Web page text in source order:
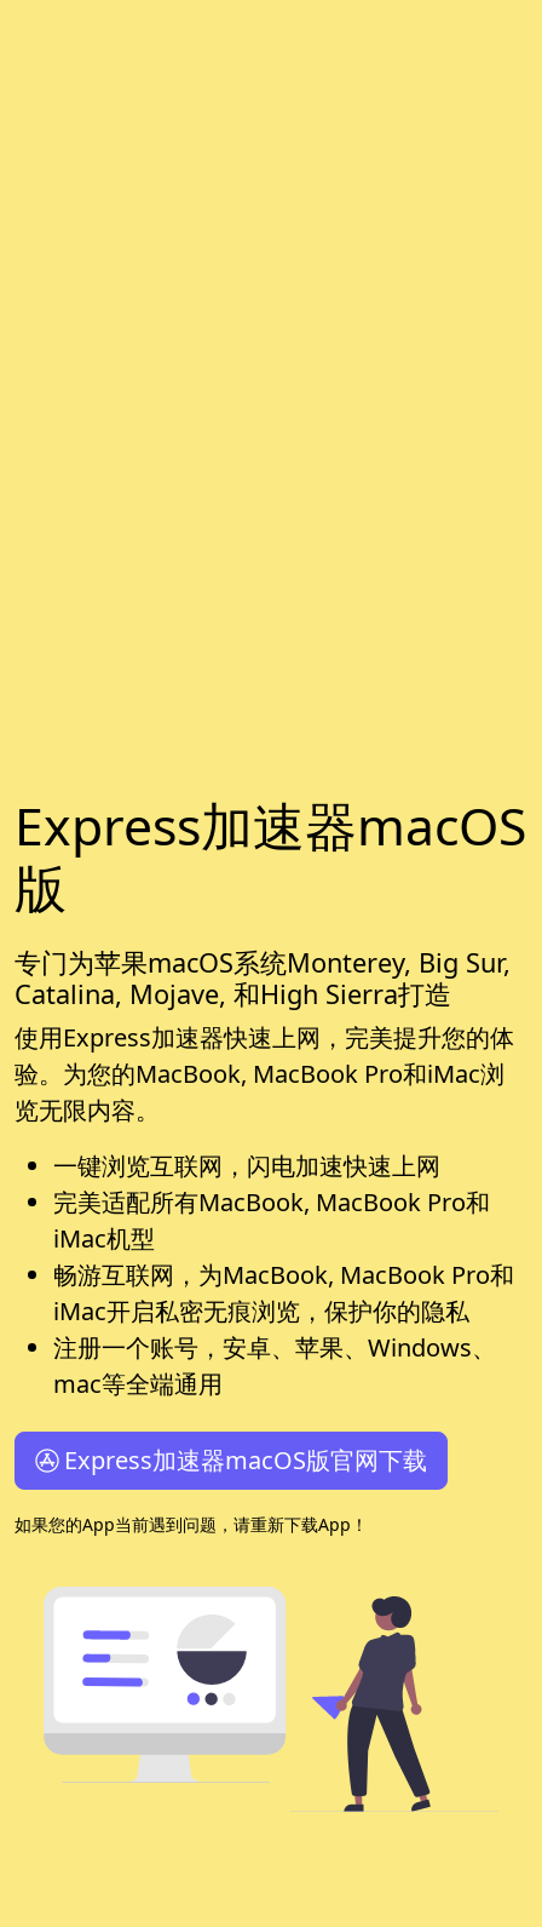
Express加速器macOS
版
专门为苹果macOS系统Monterey, Big Sur,
Catalina, Mojave, 和High Sierra打造
使用Express加速器快速上网，完美提升您的体
验。为您的MacBook, MacBook Pro和iMac浏
览无限内容。
一键浏览互联网，闪电加速快速上网
完美适配所有MacBook, MacBook Pro和
iMac机型
畅游互联网，为MacBook, MacBook Pro和
iMac开启私密无痕浏览，保护你的隐私
注册一个账号，安卓、苹果、Windows、
mac等全端通用
Express加速器macOS版官网下载
如果您的App当前遇到问题，请重新下载App！